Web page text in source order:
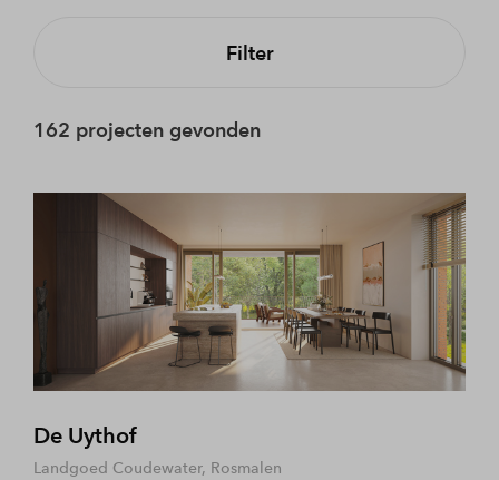
Filter
162 projecten gevonden
De Uythof
Landgoed Coudewater, Rosmalen